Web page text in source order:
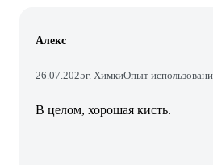
Алекс
26.07.2025г. ХимкиОпыт
В целом, хорошая кисть.